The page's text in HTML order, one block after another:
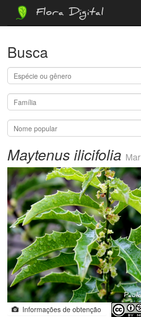
Flora Digital
Busca
Maytenus ilicifolia
Informações de obtenção